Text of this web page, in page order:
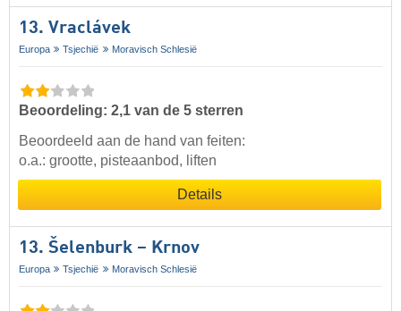
13. Vraclávek
Europa Tsjechië Moravisch Schlesië
Beoordeling: 2,1 van de 5 sterren
Beoordeeld aan de hand van feiten:
o.a.: grootte, pisteaanbod, liften
Details
13. Šelenburk – Krnov
Europa Tsjechië Moravisch Schlesië